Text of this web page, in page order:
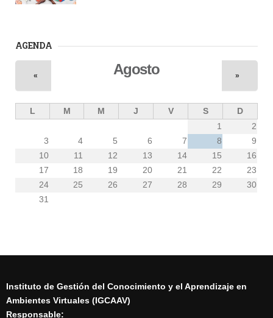
AGENDA
Agosto
« »
L M M J V S
D
1
2
3
4 5 6 7 8
9
10
11 12 13 14 15
16
17
18 19 20 21 22
23
24
25 26 27 28 29
30
31
Instituto de Gestión del Conocimiento y el Aprendizaje en
Ambientes Virtuales (IGCAAV)
Responsable: